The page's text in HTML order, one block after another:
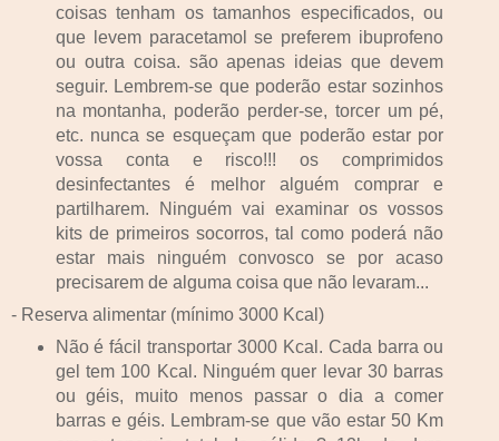
coisas tenham os tamanhos especificados, ou
que levem paracetamol se preferem ibuprofeno
ou outra coisa. são apenas ideias que devem
seguir. Lembrem-se que poderão estar sozinhos
na montanha, poderão perder-se, torcer um pé,
etc. nunca se esqueçam que poderão estar por
vossa conta e risco!!! os comprimidos
desinfectantes é melhor alguém comprar e
partilharem. Ninguém vai examinar os vossos
kits de primeiros socorros, tal como poderá não
estar mais ninguém convosco se por acaso
precisarem de alguma coisa que não levaram...
- Reserva alimentar (mínimo 3000 Kcal)
Não é fácil transportar 3000 Kcal. Cada barra ou
gel tem 100 Kcal. Ninguém quer levar 30 barras
ou géis, muito menos passar o dia a comer
barras e géis. Lembram-se que vão estar 50 Km